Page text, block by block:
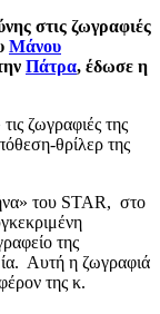
στις ζωγραφιές
Μάνου
Πάτρα, έδωσε η
ζωγραφιές της
θρίλερ της
του STAR, στο
της
Αυτή η ζωγραφιά
της κ.